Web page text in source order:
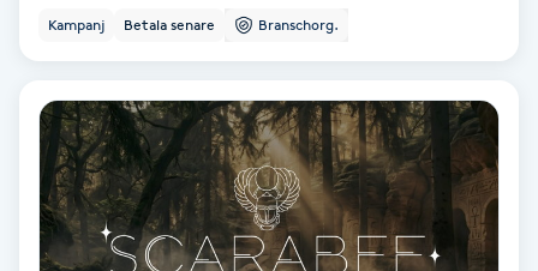
Ansiktsbehandling djuprengörande
Babylights
Balayage
Bambumassage
Kampanj Betala senare Branschorg.